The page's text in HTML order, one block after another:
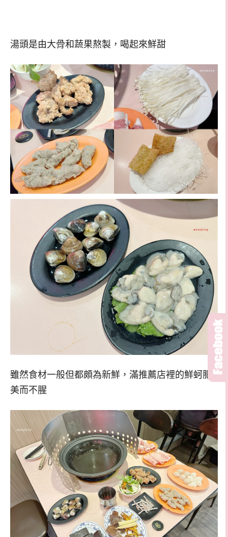
湯頭是由大骨和蔬果熬製，喝起來鮮甜
雖然食材一般但都頗為新鮮，滿推薦店裡的鮮蚵肥
美而不腥